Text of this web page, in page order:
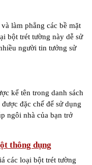
làm phẳng các bề mặt
bột trét tường này dễ sử
người tin tưởng sử
kể tên trong danh sách
đặc chế để sử dụng
ngôi nhà của bạn trở
thông dụng
các loại bột trét tường